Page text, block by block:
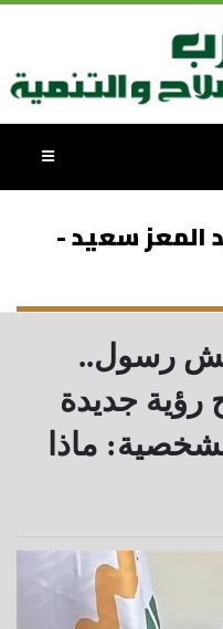
المعز سعيد -
مش رسول..
رؤية جديدة
ماذا